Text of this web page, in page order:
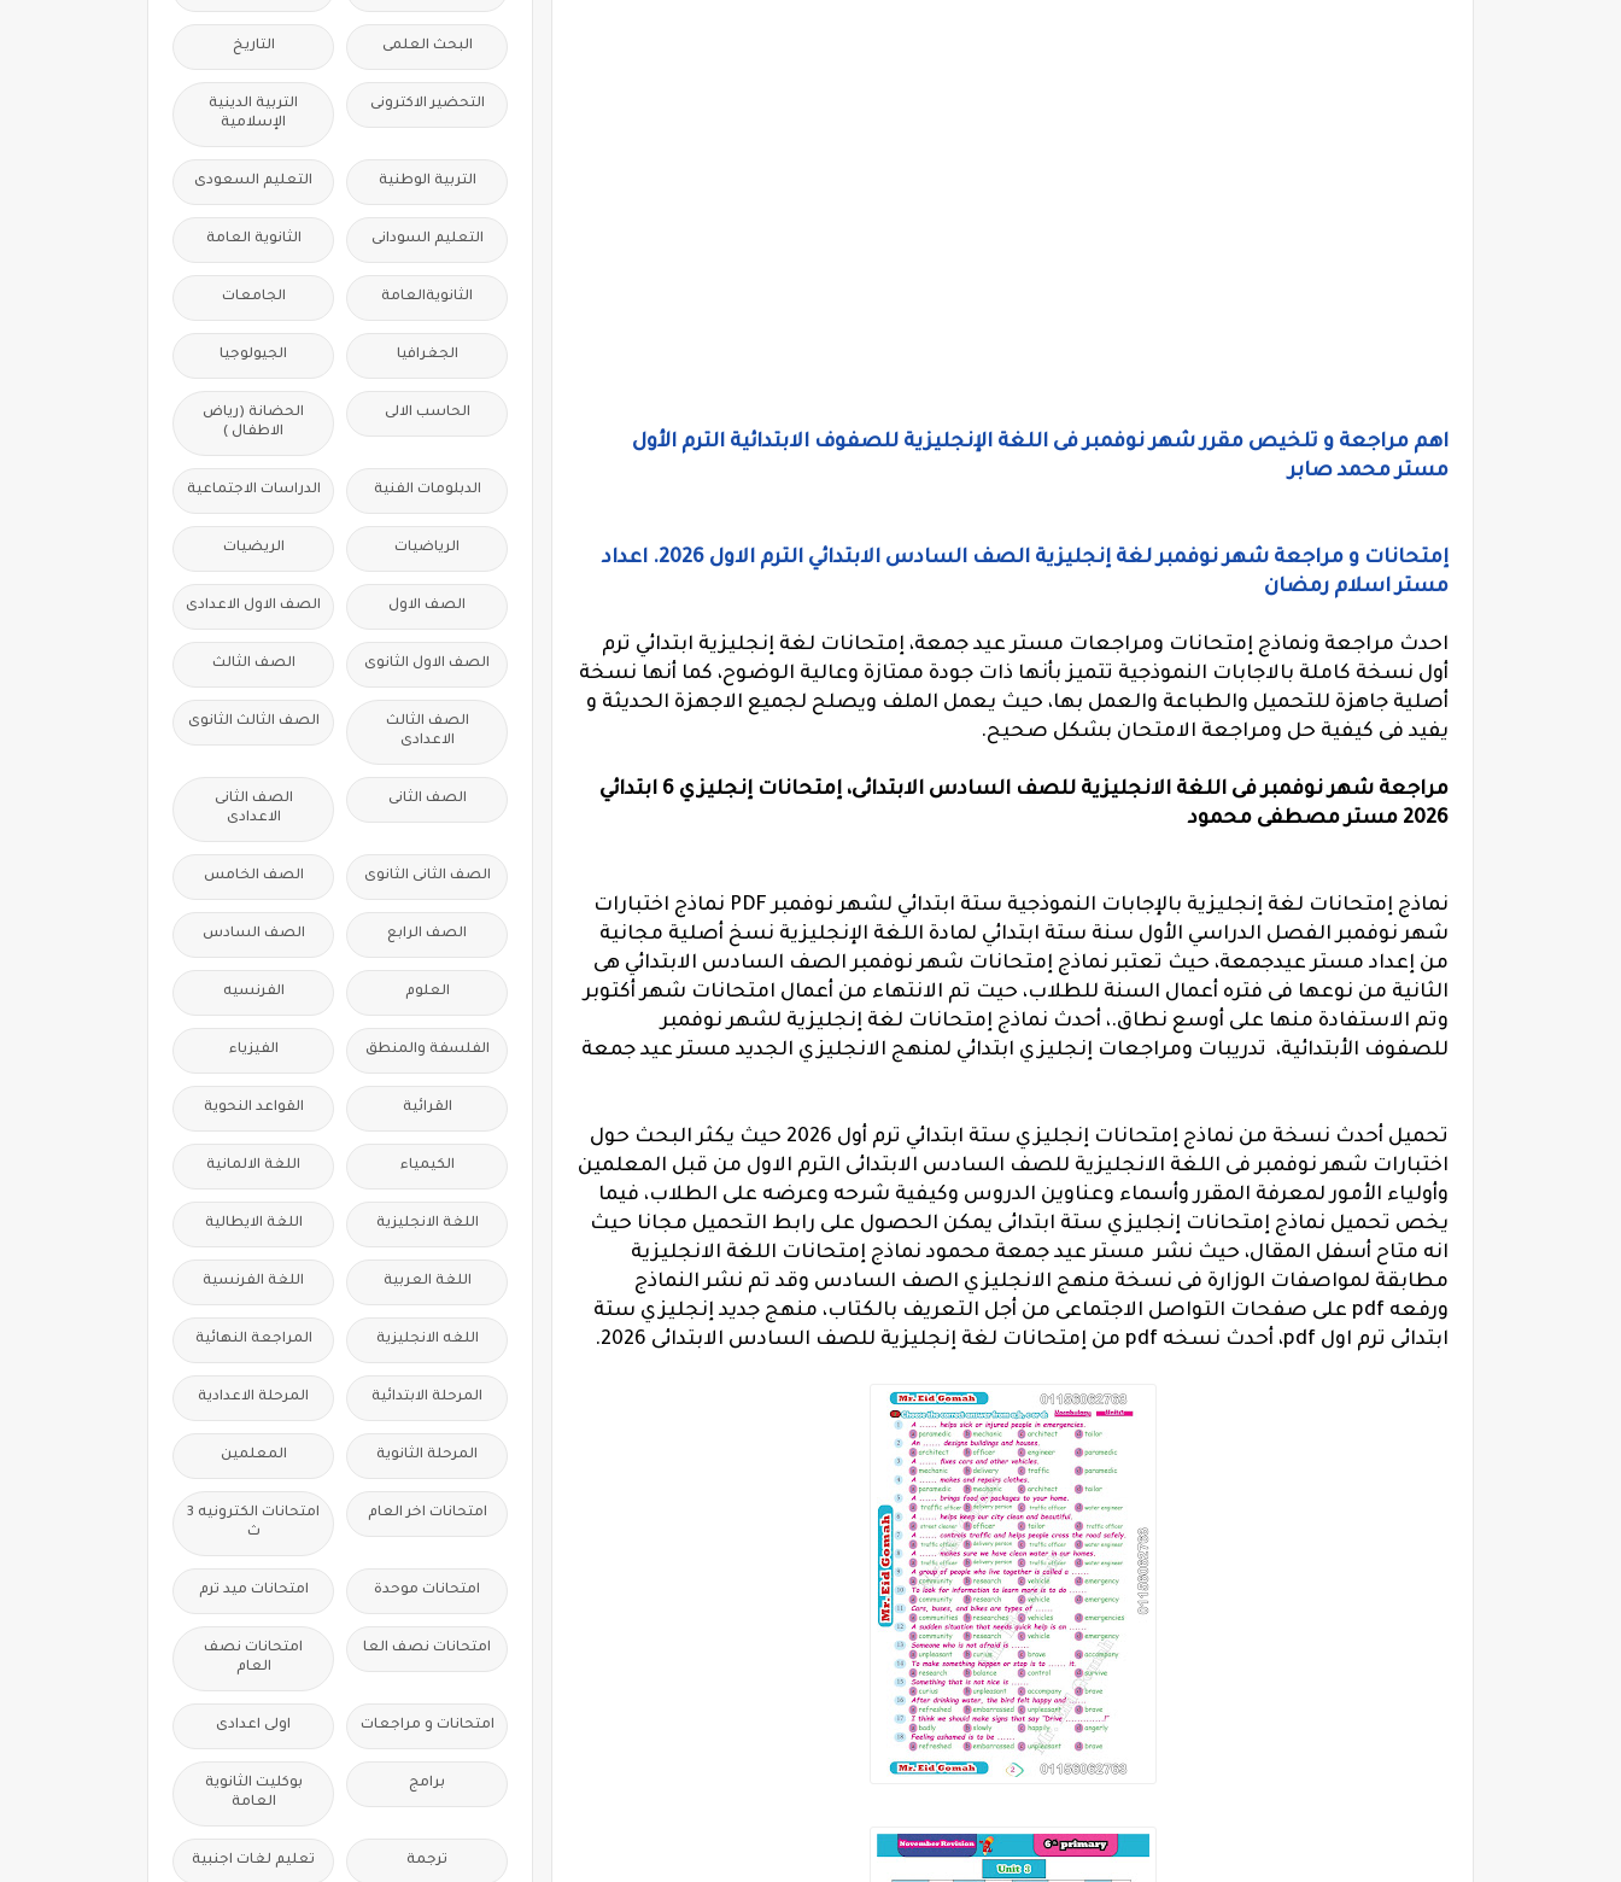
اهم مراجعة و تلخيص مقرر شهر نوفمبر فى اللغة الإنجليزية للصفوف الابتدائية الترم الأول
مستر محمد صابر
إمتحانات و مراجعة شهر نوفمبر لغة إنجليزية الصف السادس الابتدائي الترم الاول 2026. اعداد
مستر اسلام رمضان
احدث مراجعة ونماذج إمتحانات ومراجعات مستر عيد جمعة، إمتحانات لغة إنجليزية ابتدائي ترم
أول نسخة كاملة بالاجابات النموذجية تتميز بأنها ذات جودة ممتازة وعالية الوضوح، كما أنها نسخة
أصلية جاهزة للتحميل والطباعة والعمل بها، حيث يعمل الملف ويصلح لجميع الاجهزة الحديثة و
يفيد فى كيفية حل ومراجعة الامتحان بشكل صحيح.
مراجعة شهر نوفمبر فى اللغة الانجليزية للصف السادس الابتدائى، إمتحانات إنجليزي 6 ابتدائي
2026 مستر مصطفى محمود
نماذج إمتحانات لغة إنجليزية بالإجابات النموذجية ستة ابتدائي لشهر نوفمبر PDF نماذج اختبارات
شهر نوفمبر الفصل الدراسي الأول سنة ستة ابتدائي لمادة اللغة الإنجليزية نسخ أصلية مجانية
من إعداد مستر عيدجمعة، حيث تعتبر نماذج إمتحانات شهر نوفمبر الصف السادس الابتدائي هى
الثانية من نوعها فى فتره أعمال السنة للطلاب، حيت تم الانتهاء من أعمال امتحانات شهر أكتوبر
وتم الاستفادة منها على أوسع نطاق.، أحدث نماذج إمتحانات لغة إنجليزية لشهر نوفمبر
للصفوف الأبتدائية، تدريبات ومراجعات إنجليزي ابتدائي لمنهج الانجليزي الجديد مستر عيد جمعة
تحميل أحدث نسخة من نماذج إمتحانات إنجليزي ستة ابتدائي ترم أول 2026 حيث يكثر البحث حول
اختبارات شهر نوفمبر فى اللغة الانجليزية للصف السادس الابتدائى الترم الاول من قبل المعلمين
وأولياء الأمور لمعرفة المقرر وأسماء وعناوين الدروس وكيفية شرحه وعرضه على الطلاب، فيما
يخص تحميل نماذج إمتحانات إنجليزي ستة ابتدائى يمكن الحصول على رابط التحميل مجانا حيث
انه متاح أسفل المقال، حيث نشر مستر عيد جمعة محمود نماذج إمتحانات اللغة الانجليزية
مطابقة لمواصفات الوزارة فى نسخة منهج الانجليزي الصف السادس وقد تم نشر النماذج
ورفعه pdf على صفحات التواصل الاجتماعى من أجل التعريف بالكتاب، منهج جديد إنجليزي ستة
ابتدائى ترم اول pdf، أحدث نسخه pdf من إمتحانات لغة إنجليزية للصف السادس الابتدائى 2026.
البحث العلمى التاريخ
التحضير الاكترونى
التربية الدينية
الإسلامية
التربية الوطنية التعليم السعودى
التعليم السودانى الثانوية العامة
الثانويةالعامة الجامعات
الجغرافيا الجيولوجيا
الحاسب الالى
الحضانة (رياض
الاطفال )
الدبلومات الفنية الدراسات الاجتماعية
الرياضيات الريضيات
الصف الاول الصف الاول الاعدادى
الصف الاول الثانوى الصف الثالث
الصف الثالث
الاعدادى
الصف الثالث الثانوى
الصف الثانى
الصف الثانى
الاعدادى
الصف الثانى الثانوى الصف الخامس
الصف الرابع الصف السادس
العلوم الفرنسيه
الفلسفة والمنطق الفيزياء
القرائية القواعد النحوية
الكيمياء اللغة الالمانية
اللغة الانجليزية اللغة الايطالية
اللغة العربية اللغة الفرنسية
اللغه الانجليزية المراجعة النهائية
المرحلة الابتدائية المرحلة الاعدادية
المرحلة الثانوية المعلمين
امتحانات اخر العام
امتحانات الكترونيه 3
ث
امتحانات موحدة امتحانات ميد ترم
امتحانات نصف العا
امتحانات نصف
العام
امتحانات و مراجعات اولى اعدادى
برامج
بوكليت الثانوية
العامة
ترجمة تعليم لغات اجنبية